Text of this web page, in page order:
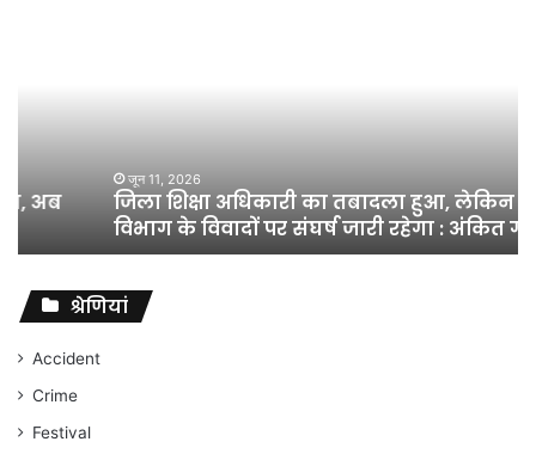
विभाग
विवादों
संघर्ष
जारी
रहेगा
अंकित
गौरहा
जून 11, 2026
जिला शिक्षा अधिकारी का तबादला हुआ, लेकिन शिक्षा
विभाग के विवादों पर संघर्ष जारी रहेगा : अंकित गौरहा
श्रेणियां
Accident
Crime
Festival